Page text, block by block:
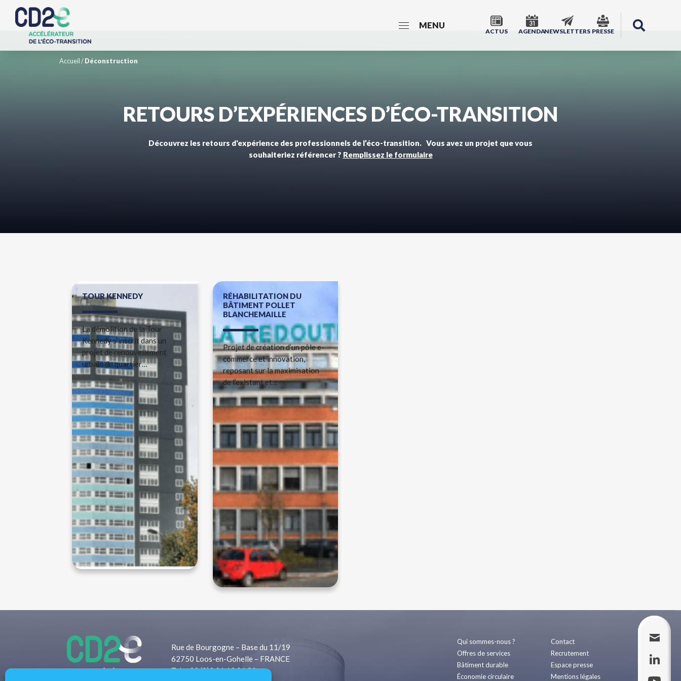
MENU
ACTUS AGENDANEWSLETTERS PRESSE
Accueil/Déconstruction
RETOURS D’EXPÉRIENCES D’ÉCO-TRANSITION
Découvrez les retours d'expérience des professionnels de l’éco-transition. Vous avez un projet que vous
souhaiteriez référencer ? Remplissez le formulaire
TOUR KENNEDY
La démolition de la Tour
Kennedy s’inscrit dans un
projet de renouvellement
urbain du quartier…
RÉHABILITATION DU
BÂTIMENT POLLET
BLANCHEMAILLE
Projet de création d’un pôle e-
commerce et innovation,
reposant sur la maximisation
de l’existant et…
Rue de Bourgogne – Base du 11/19
62750 Loos-en-Gohelle – FRANCE
Tel: +33 (0)3 21 13 06 80
Qui sommes-nous ?
Offres de services
Bâtiment durable
Économie circulaire
Contact
Recrutement
Espace presse
Mentions légales